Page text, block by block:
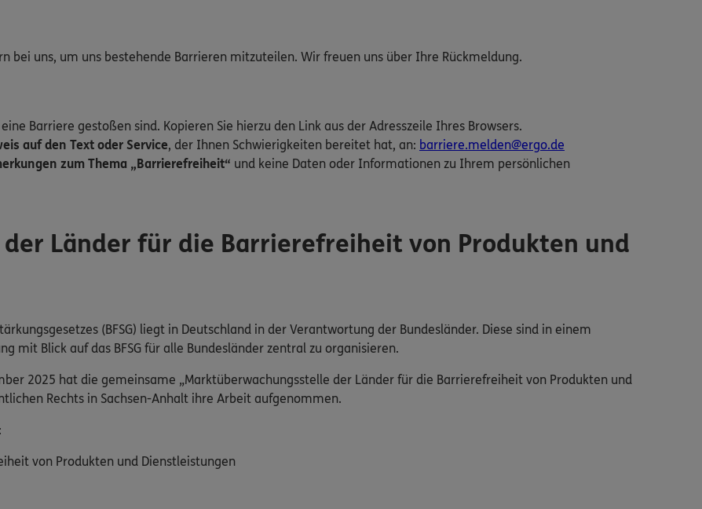
bei uns, um uns bestehende Barrieren mitzuteilen. Wir freuen uns über Ihre Rückmeldung.
eine Barriere gestoßen sind. Kopieren Sie hierzu den Link aus der Adresszeile Ihres Browsers.
auf den Text oder Service, der Ihnen Schwierigkeiten bereitet hat, an: barriere.melden@ergo.de
zum Thema „Barrierefreiheit“ und keine Daten oder Informationen zu Ihrem persönlichen
Länder für die Barrierefreiheit von Produkten und
(BFSG) liegt in Deutschland in der Verantwortung der Bundesländer. Diese sind in einem
mit Blick auf das BFSG für alle Bundesländer zentral zu organisieren.
2025 hat die gemeinsame „Marktüberwachungsstelle der Länder für die Barrierefreiheit von Produkten und
Rechts in Sachsen-Anhalt ihre Arbeit aufgenommen.
von Produkten und Dienstleistungen